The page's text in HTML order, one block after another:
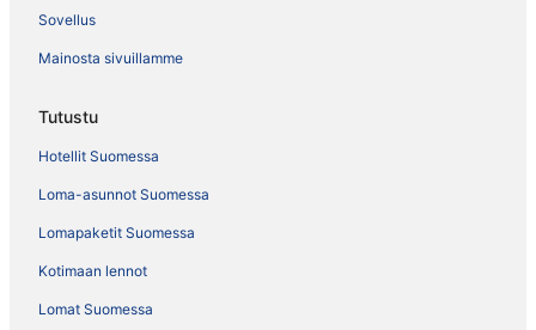
Sovellus
Mainosta sivuillamme
Tutustu
Hotellit Suomessa
Loma-asunnot Suomessa
Lomapaketit Suomessa
Kotimaan lennot
Lomat Suomessa